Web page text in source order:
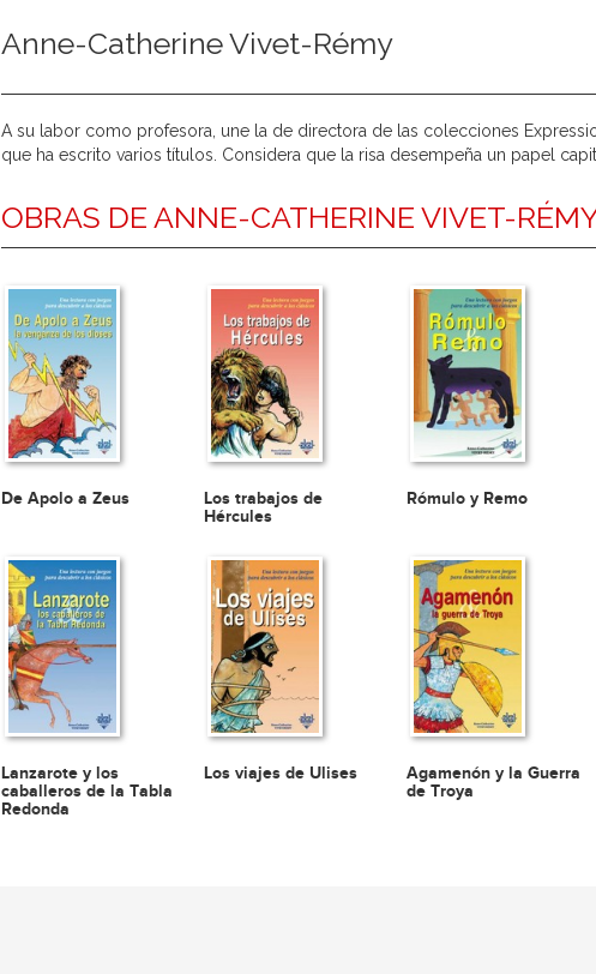
Anne-Catherine Vivet-Rémy
A su labor como profesora, une la de directora de las colecciones
que ha escrito varios títulos. Considera que la risa desempeña un papel
OBRAS DE ANNE-CATHERINE VIVET-
De Apolo a Zeus
Los trabajos de
Hércules
Rómulo y Remo
Lanzarote y los
caballeros de la Tabla
Redonda
Los viajes de Ulises
Agamenón y la Guerra
de Troya